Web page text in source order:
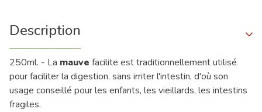
Description
250ml. - La mauve facilite est traditionnellement utilisé
pour faciliter la digestion. sans irriter l'intestin, d'où son
usage conseillé pour les enfants, les vieillards, les intestins
fragiles.